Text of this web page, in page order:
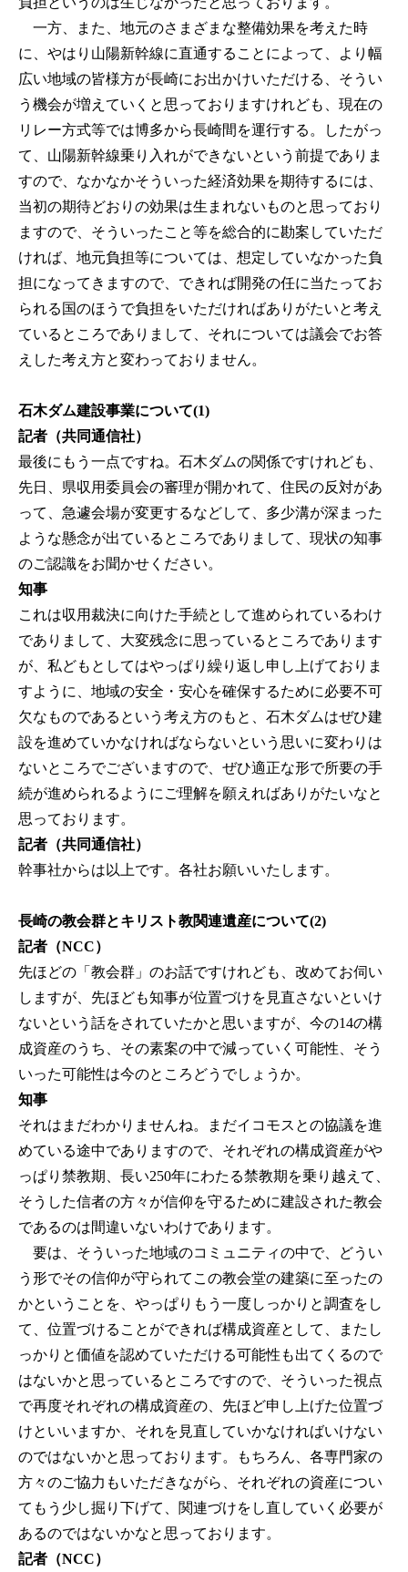
一方、また、地元のさまざまな整備効果を考えた時
に、やはり山陽新幹線に直通することによって、より幅
広い地域の皆様方が長崎にお出かけいただける、そうい
う機会が増えていくと思っておりますけれども、現在の
リレー方式等では博多から長崎間を運行する。したがっ
て、山陽新幹線乗り入れができないという前提でありま
すので、なかなかそういった経済効果を期待するには、
当初の期待どおりの効果は生まれないものと思っており
ますので、そういったこと等を総合的に勘案していただ
ければ、地元負担等については、想定していなかった負
担になってきますので、できれば開発の任に当たってお
られる国のほうで負担をいただければありがたいと考え
ているところでありまして、それについては議会でお答
えした考え方と変わっておりません。
石木ダム建設事業について(1)
記者（共同通信社）
最後にもう一点ですね。石木ダムの関係ですけれども、
先日、県収用委員会の審理が開かれて、住民の反対があ
って、急遽会場が変更するなどして、多少溝が深まった
ような懸念が出ているところでありまして、現状の知事
のご認識をお聞かせください。
知事
これは収用裁決に向けた手続として進められているわけ
でありまして、大変残念に思っているところであります
が、私どもとしてはやっぱり繰り返し申し上げておりま
すように、地域の安全・安心を確保するために必要不可
欠なものであるという考え方のもと、石木ダムはぜひ建
設を進めていかなければならないという思いに変わりは
ないところでございますので、ぜひ適正な形で所要の手
続が進められるようにご理解を願えればありがたいなと
思っております。
記者（共同通信社）
幹事社からは以上です。各社お願いいたします。
長崎の教会群とキリスト教関連遺産について(2)
記者（NCC）
先ほどの「教会群」のお話ですけれども、改めてお伺い
しますが、先ほども知事が位置づけを見直さないといけ
ないという話をされていたかと思いますが、今の14の構
成資産のうち、その素案の中で減っていく可能性、そう
いった可能性は今のところどうでしょうか。
知事
それはまだわかりませんね。まだイコモスとの協議を進
めている途中でありますので、それぞれの構成資産がや
っぱり禁教期、長い250年にわたる禁教期を乗り越えて、
そうした信者の方々が信仰を守るために建設された教会
であるのは間違いないわけであります。
要は、そういった地域のコミュニティの中で、どうい
う形でその信仰が守られてこの教会堂の建築に至ったの
かということを、やっぱりもう一度しっかりと調査をし
て、位置づけることができれば構成資産として、またし
っかりと価値を認めていただける可能性も出てくるので
はないかと思っているところですので、そういった視点
で再度それぞれの構成資産の、先ほど申し上げた位置づ
けといいますか、それを見直していかなければいけない
のではないかと思っております。もちろん、各専門家の
方々のご協力もいただきながら、それぞれの資産につい
てもう少し掘り下げて、関連づけをし直していく必要が
あるのではないかなと思っております。
記者（NCC）